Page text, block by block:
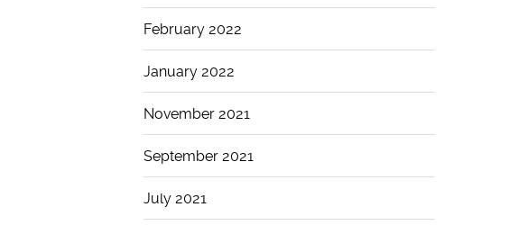
February 2022
January 2022
November 2021
September 2021
July 2021